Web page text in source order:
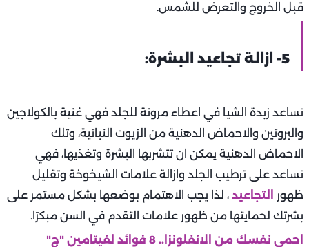
قبل الخروج والتعرض للشمس.
5- ازالة تجاعيد البشرة:
تساعد زبدة الشيا في اعطاء مرونة للجلد فهي غنية بالكولاجين
والبروتين والاحماض الدهنية من الزيوت النباتية، وتلك
الاحماض الدهنية يمكن ان تتشربها البشرة وتغذيها، فهي
تساعد على ترطيب الجلد وازالة علامات الشيخوخة وتقليل
ظهور
التجاعيد ، لذا يجب الاهتمام بوضعها بشكل مستمر على
بشرتك لحمايتها من ظهور علامات التقدم في السن مبكرًا.
احمي نفسك من الانفلونزا.. 8 فوائد لفيتامين "ج"